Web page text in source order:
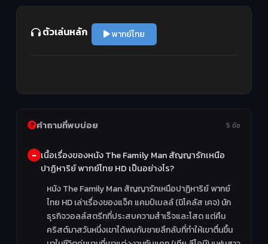
ตัวเล่นหลัก พากย์ไทย
คำถามที่พบบ่อย 5 ข้อ
เนื้อเรื่องของหนัง The Family Man สัญญารักเหนือ
ปาฏิหาริย์ พากย์ไทย HD เป็นอย่างไร?
หนัง The Family Man สัญญารักเหนือปาฏิหาริย์ พากย์
ไทย HD เล่าเรื่องของแจ็ค แคมป์เบลล์ (นิโคลัส เคจ) นัก
ธุรกิจวอลล์สตรีทที่ประสบความสำเร็จและโสด แต่คืน
คริสต์มาสวันหนึ่งเขาได้พบกับชายลึกลับที่ทำให้เขาตื่นขึ้น